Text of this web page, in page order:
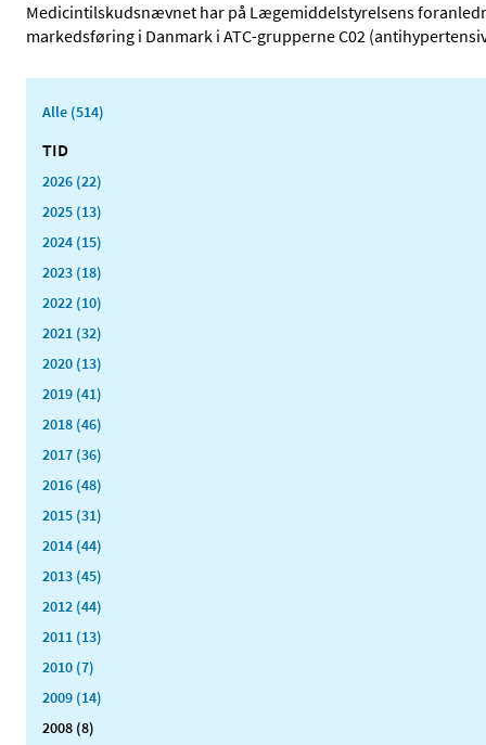
Medicintilskudsnævnet har på Lægemiddelstyrelsens
markedsføring i Danmark i ATC-grupperne C02
Alle (514)
TID
2026 (22)
2025 (13)
2024 (15)
2023 (18)
2022 (10)
2021 (32)
2020 (13)
2019 (41)
2018 (46)
2017 (36)
2016 (48)
2015 (31)
2014 (44)
2013 (45)
2012 (44)
2011 (13)
2010 (7)
2009 (14)
2008 (8)